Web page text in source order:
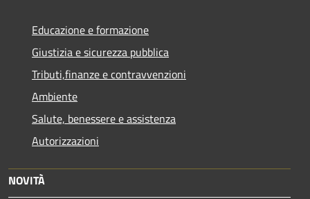
Educazione e formazione
Giustizia e sicurezza pubblica
Tributi,finanze e contravvenzioni
Ambiente
Salute, benessere e assistenza
Autorizzazioni
NOVITÀ